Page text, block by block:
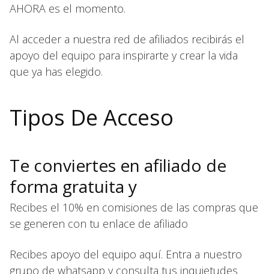
AHORA es el momento.
Al acceder a nuestra red de afiliados recibirás el
apoyo del equipo para inspirarte y crear la vida
que ya has elegido.
Tipos De Acceso
Te conviertes en afiliado de
forma gratuita y
Recibes el 10% en comisiones de las compras que
se generen con tu enlace de afiliado
Recibes apoyo del equipo aquí. Entra a nuestro
grupo de whatsapp y consulta tus inquietudes